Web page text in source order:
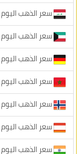
سعر الذهب
سعر الذهب
سعر الذهب اليوم
سعر الذهب
سعر الذهب
سعر الذهب
سعر الذهب